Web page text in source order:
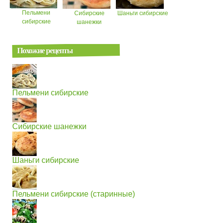
Пельмени
сибирские
Сибирские
шанежки
Шаньги сибирские
Похожие рецепты
Пельмени сибирские
Сибирские шанежки
Шаньги сибирские
Пельмени сибирские (старинные)